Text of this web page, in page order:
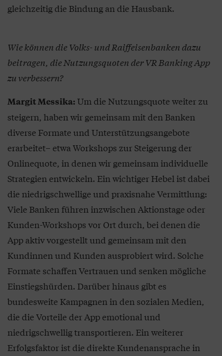
gleichzeitig die Bindung an die Hausbank.
Wie können die Volks- und Raiffeisenbanken dazu
beitragen, die Nutzungsquoten der VR Banking App
zu verbessern?
Margit Messika: Um die Nutzungsquote weiter zu
steigern, haben wir gemeinsam mit den Banken
diverse Formate und Unterstützungsangebote
erarbeitet– etwa Workshops zur Steigerung der
Onlinequote, in denen wir gemeinsam individuelle
Strategien entwickeln. Ein wichtiger Hebel ist dabei
die niedrigschwellige und praxisnahe Vermittlung:
Viele Banken führen inzwischen Aktionstage oder
Kunden-Workshops vor Ort durch, bei denen die
App aktiv vorgestellt und gemeinsam mit den
Kundinnen und Kunden ausprobiert wird. Solche
Formate schaffen Vertrauen und senken mögliche
Einstiegshürden. Darüber hinaus gibt es
bundesweite Kampagnen in den sozialen Medien,
die die Vorteile der App emotional und
niedrigschwellig transportieren. Ein weiterer
Erfolgsfaktor ist die direkte Kundenansprache in